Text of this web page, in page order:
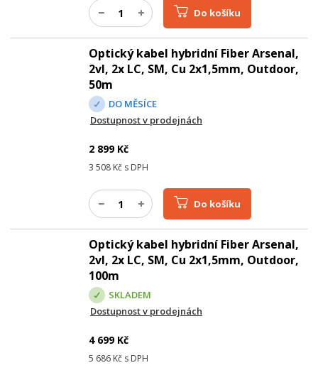
Do košíku
Optický kabel hybridní Fiber Arsenal,
2vl, 2x LC, SM, Cu 2x1,5mm, Outdoor,
50m
DO MĚSÍCE
Dostupnost v prodejnách
2 899Kč
3 508 Kč s DPH
Do košíku
Optický kabel hybridní Fiber Arsenal,
2vl, 2x LC, SM, Cu 2x1,5mm, Outdoor,
100m
SKLADEM
Dostupnost v prodejnách
4 699Kč
5 686 Kč s DPH